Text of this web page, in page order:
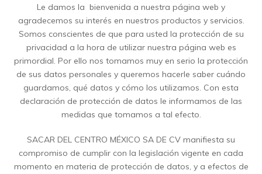
Le damos la bienvenida a nuestra página web y
agradecemos su interés en nuestros productos y servicios.
Somos conscientes de que para usted la protección de su
privacidad a la hora de utilizar nuestra página web es
primordial. Por ello nos tomamos muy en serio la protección
de sus datos personales y queremos hacerle saber cuándo
guardamos, qué datos y cómo los utilizamos. Con esta
declaración de protección de datos le informamos de las
medidas que tomamos a tal efecto.
SACAR DEL CENTRO MÉXICO SA DE CV manifiesta su
compromiso de cumplir con la legislación vigente en cada
momento en materia de protección de datos, y a efectos de